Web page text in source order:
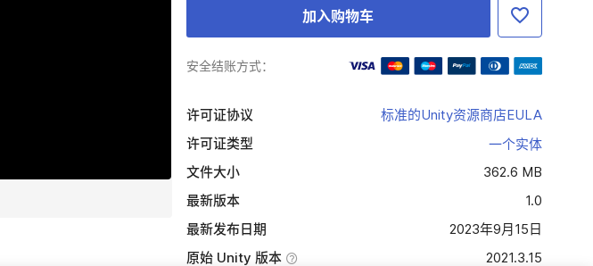
加入购物车
安全结账方式：
许可证协议
标准的Unity资源商店EULA
许可证类型
一个实体
文件大小
362.6 MB
最新版本
1.0
最新发布日期
2023年9月15日
原始 Unity 版本
2021.3.15